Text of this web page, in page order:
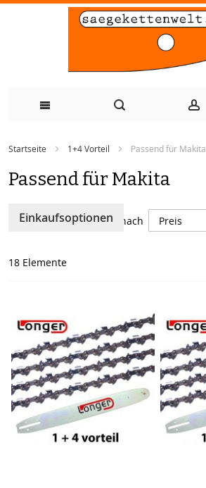
springen
Startseite 1+4 Vorteil Passend für Makita
Passend für Makita
18 Elemente
Sortieren nach
Einkaufsoptionen